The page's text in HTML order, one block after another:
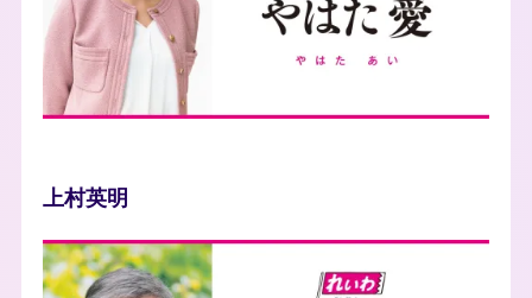
上村英明
photo